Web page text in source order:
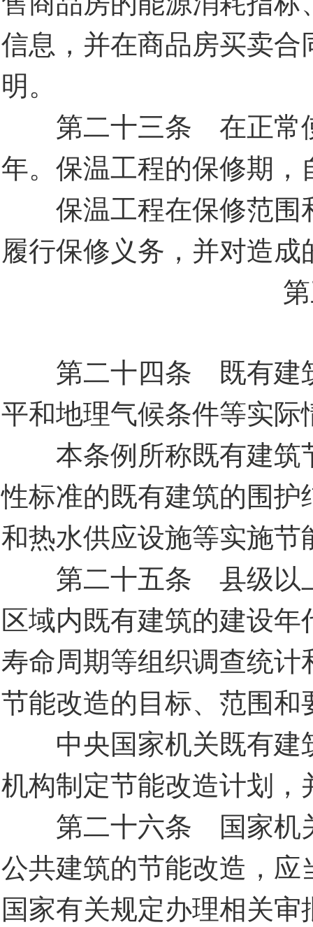
信息，并在商品房买卖
明。
第二十三条 在正常使
年。保温工程的保修期
保温工程在保修范围
履行保修义务，并对造
第二十四条 既有建筑
平和地理气候条件等实
本条例所称既有建筑
性标准的既有建筑的围
和热水供应设施等实施
第二十五条 县级以上
区域内既有建筑的建设
寿命周期等组织调查统
节能改造的目标、范围
中央国家机关既有建
机构制定节能改造计划，
第二十六条 国家机关
公共建筑的节能改造，
国家有关规定办理相关